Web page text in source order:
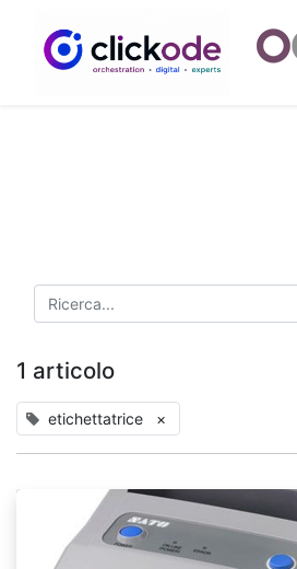
1 articolo
etichettatrice ×